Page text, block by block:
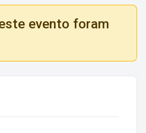
evento foram